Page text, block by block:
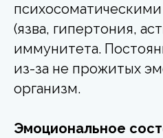
(язва, гипертония,
иммунитета.
из-за не прожитых
организм.
Эмоциональное